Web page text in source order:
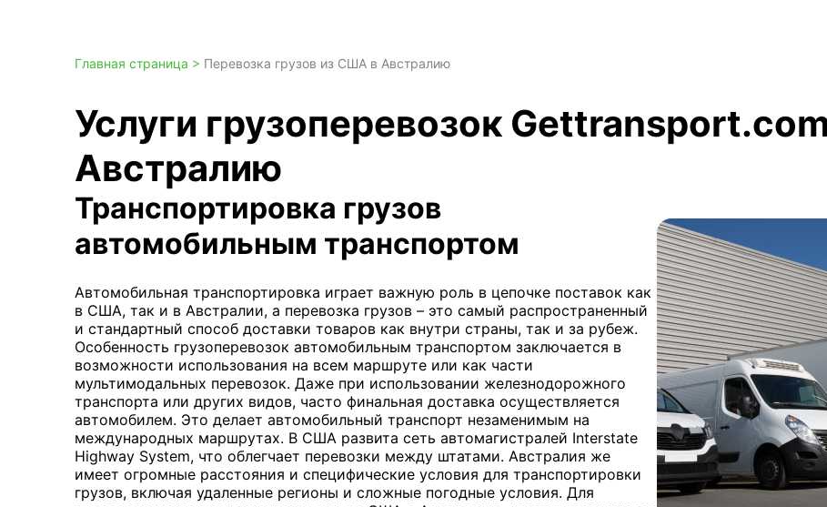
Главная страница > Перевозка грузов из США в Австралию
Услуги грузоперевозок
Австралию
Транспортировка грузов
автомобильным транспортом
Автомобильная транспортировка играет важную роль в цепочке поставок как
в США, так и в Австралии, а перевозка грузов – это самый распространенный
и стандартный способ доставки товаров как внутри страны, так и за рубеж.
Особенность грузоперевозок автомобильным транспортом заключается в
возможности использования на всем маршруте или как части
мультимодальных перевозок. Даже при использовании железнодорожного
транспорта или других видов, часто финальная доставка осуществляется
автомобилем. Это делает автомобильный транспорт незаменимым на
международных маршрутах. В США развита сеть автомагистралей Interstate
Highway System, что облегчает перевозки между штатами. Австралия же
имеет огромные расстояния и специфические условия для транспортировки
грузов, включая удаленные регионы и сложные погодные условия. Для